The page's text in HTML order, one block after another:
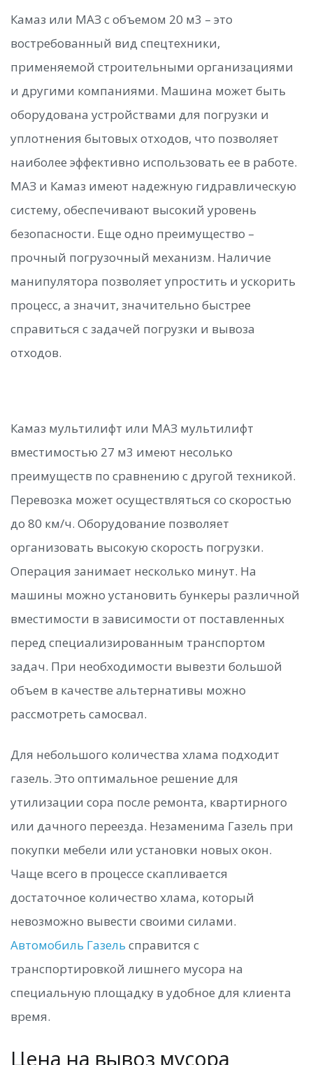
Камаз или МАЗ с объемом 20 м3 – это
востребованный вид спецтехники,
применяемой строительными организациями
и другими компаниями. Машина может быть
оборудована устройствами для погрузки и
уплотнения бытовых отходов, что позволяет
наиболее эффективно использовать ее в работе.
МАЗ и Камаз имеют надежную гидравлическую
систему, обеспечивают высокий уровень
безопасности. Еще одно преимущество –
прочный погрузочный механизм. Наличие
манипулятора позволяет упростить и ускорить
процесс, а значит, значительно быстрее
справиться с задачей погрузки и вывоза
отходов.
Камаз мультилифт или МАЗ мультилифт
вместимостью 27 м3 имеют несолько
преимуществ по сравнению с другой техникой.
Перевозка может осуществляться со скоростью
до 80 км/ч. Оборудование позволяет
организовать высокую скорость погрузки.
Операция занимает несколько минут. На
машины можно установить бункеры различной
вместимости в зависимости от поставленных
перед специализированным транспортом
задач. При необходимости вывезти большой
объем в качестве альтернативы можно
рассмотреть самосвал.
Для небольшого количества хлама подходит
газель. Это оптимальное решение для
утилизации сора после ремонта, квартирного
или дачного переезда. Незаменима Газель при
покупки мебели или установки новых окон.
Чаще всего в процессе скапливается
достаточное количество хлама, который
невозможно вывести своими силами.
Автомобиль Газель справится с
транспортировкой лишнего мусора на
специальную площадку в удобное для клиента
время.
Цена на вывоз мусора